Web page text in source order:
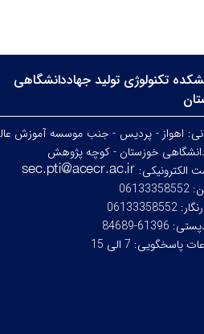
تکنولوژی تولید جهاددانشگاهی
اهواز - پردیس - جنب موسسه آموزش
خوزستان - کوچه پژوهش
الکترونیکی:
06133358552
06133358552
61396-84689
پاسخگویی: 7 الی 15